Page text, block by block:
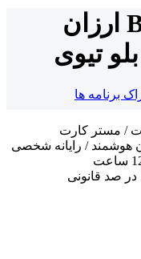
خرید اشتراک BluTv ارزان
تیوی
برنامه ها
/ مستر کارت
هوشمند / رایانه شخصی
صد قانونی